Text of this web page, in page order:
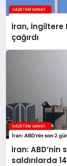
İran, İngiltere
çağırdı
İran:
saldırılarda